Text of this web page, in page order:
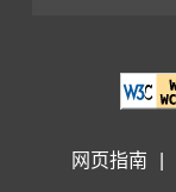
网页指南